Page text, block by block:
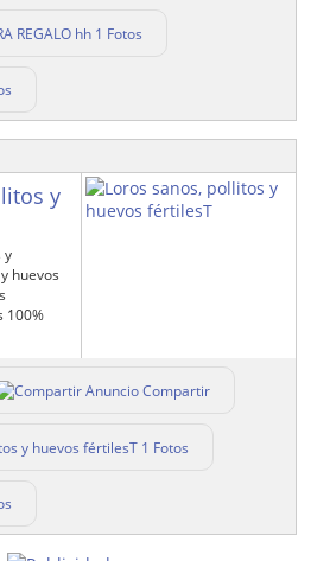
1 Fotos
y
y
huevos
100%
Compartir
1 Fotos